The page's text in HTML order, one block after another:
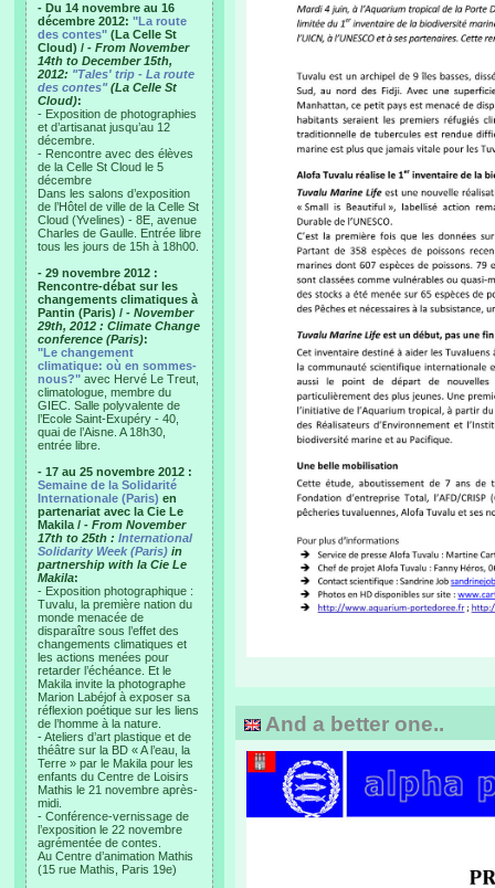
- Du 14 novembre au 16
décembre 2012: "La route
des contes" (La Celle St
Cloud) / - From November
14th to December 15th,
2012: "Tales' trip - La route
des contes"(La Celle St
Cloud):
- Exposition de photographies
et d’artisanat jusqu’au 12
décembre.
- Rencontre avec des élèves
de la Celle St Cloud le 5
décembre
Dans les salons d’exposition
de l’Hôtel de ville de la Celle St
Cloud (Yvelines) - 8E, avenue
Charles de Gaulle. Entrée libre
tous les jours de 15h à 18h00.
- 29 novembre 2012 :
Rencontre-débat sur les
changements climatiques à
Pantin (Paris) / - November
29th, 2012 : Climate Change
conference (Paris):
"Le changement
climatique: où en sommes-
nous?" avec Hervé Le Treut,
climatologue, membre du
GIEC. Salle polyvalente de
l’Ecole Saint-Exupéry - 40,
quai de l’Aisne. A 18h30,
entrée libre.
- 17 au 25 novembre 2012 :
Semaine de la Solidarité
Internationale (Paris) en
partenariat avec la Cie Le
Makila / - From November
17th to 25th : International
Solidarity Week (Paris) in
partnership with la Cie Le
Makila:
- Exposition photographique :
Tuvalu, la première nation du
monde menacée de
disparaître sous l’effet des
changements climatiques et
les actions menées pour
retarder l’échéance. Et le
Makila invite la photographe
Marion Labéjof à exposer sa
réflexion poétique sur les liens
de l’homme à la nature.
- Ateliers d’art plastique et de
théâtre sur la BD « A l’eau, la
Terre » par le Makila pour les
enfants du Centre de Loisirs
Mathis le 21 novembre après-
midi.
- Conférence-vernissage de
l’exposition le 22 novembre
agrémentée de contes.
Au Centre d’animation Mathis
(15 rue Mathis, Paris 19e)
And a better one..